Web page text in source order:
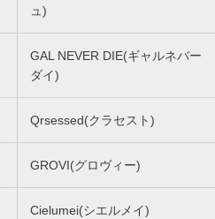
ュ)
GAL NEVER DIE(ギャルネバー
ダイ)
Qrsessed(クラセスト)
GROVI(グロヴィー)
Cielumei(シエルメイ)